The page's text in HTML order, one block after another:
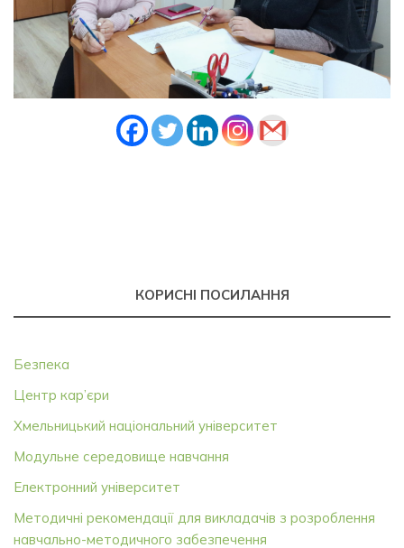
КОРИСНІ ПОСИЛАННЯ
Безпека
Центр кар’єри
Хмельницький національний університет
Модульне середовище навчання
Електронний університет
Методичні рекомендації для викладачів з розроблення
навчально-методичного забезпечення